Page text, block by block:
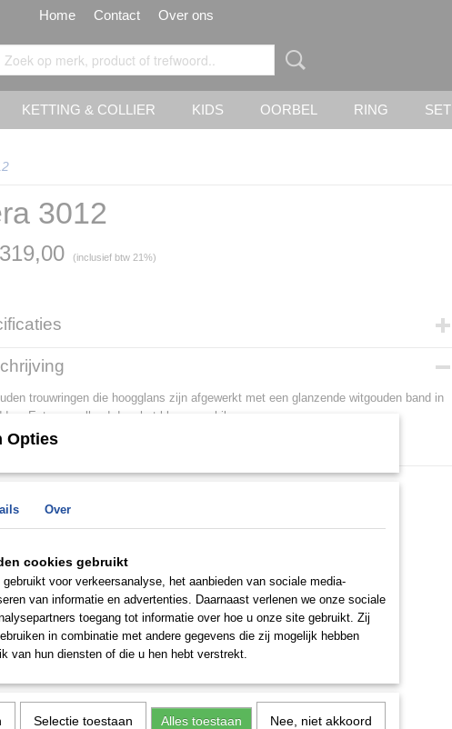
Home Contact Over ons
KETTING & COLLIER KIDS OORBEL RING SET
3012
(inclusief btw 21%)
14 Karaat
Zirkonia
trouwringen die hoogglans zijn afgewerkt met een glanzende witgouden band in
Extra opvallend door het kleurverschil.
per paar.
Opties
Over
cookies gebruikt
voor verkeersanalyse, het aanbieden van sociale media-
van informatie en advertenties. Daarnaast verlenen we onze sociale
toegang tot informatie over hoe u onze site gebruikt. Zij
in combinatie met andere gegevens die zij mogelijk hebben
van hun diensten of die u hen hebt verstrekt.
Selectie toestaan Alles toestaan Nee, niet akkoord